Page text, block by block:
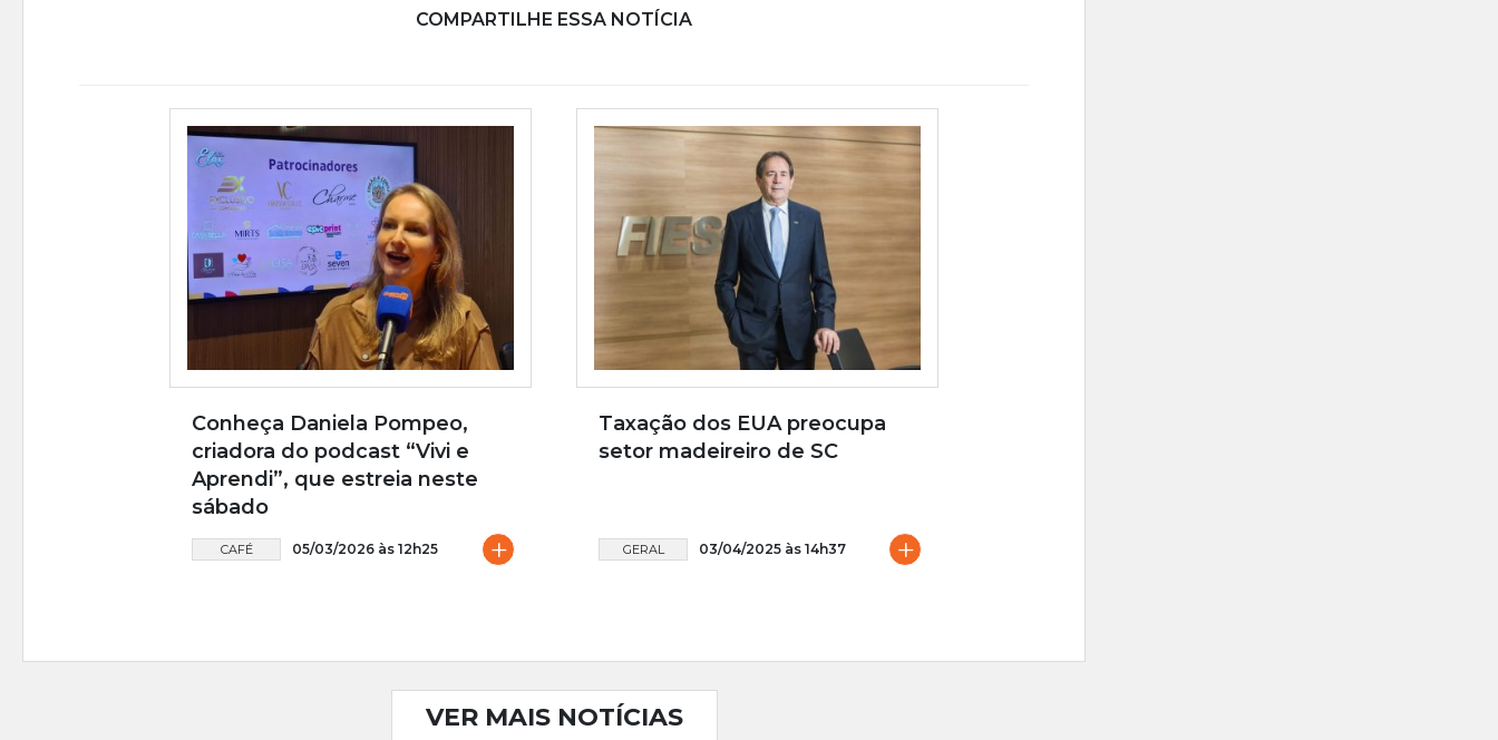
COMPARTILHE ESSA NOTÍCIA
Conheça Daniela Pompeo,
criadora do podcast “Vivi e
Aprendi”, que estreia neste
sábado
CAFÉ 05/03/2026 às 12h25 +
Taxação dos EUA preocupa
setor madeireiro de SC
GERAL 03/04/2025 às 14h37 +
VER MAIS NOTÍCIAS